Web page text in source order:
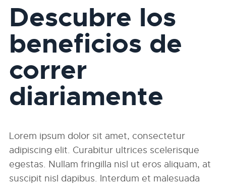
Descubre los
beneficios de
correr
diariamente
Lorem ipsum dolor sit amet, consectetur
adipiscing elit. Curabitur ultrices scelerisque
egestas. Nullam fringilla nisl ut eros aliquam, at
suscipit nisl dapibus. Interdum et malesuada